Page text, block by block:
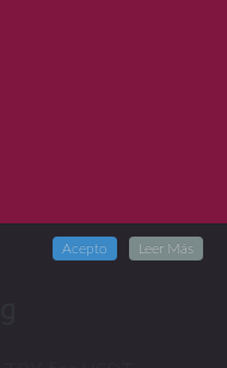
Acepto Leer Más